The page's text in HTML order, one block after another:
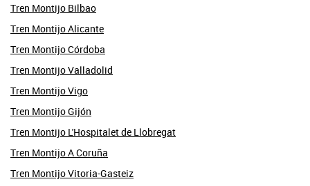
Tren Montijo Bilbao
Tren Montijo Alicante
Tren Montijo Córdoba
Tren Montijo Valladolid
Tren Montijo Vigo
Tren Montijo Gijón
Tren Montijo L'Hospitalet de Llobregat
Tren Montijo A Coruña
Tren Montijo Vitoria-Gasteiz